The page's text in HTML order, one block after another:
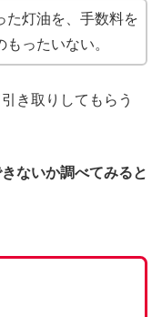
た灯油を、手数料を
ったいない。
き取りしてもらう
ないか調べてみると